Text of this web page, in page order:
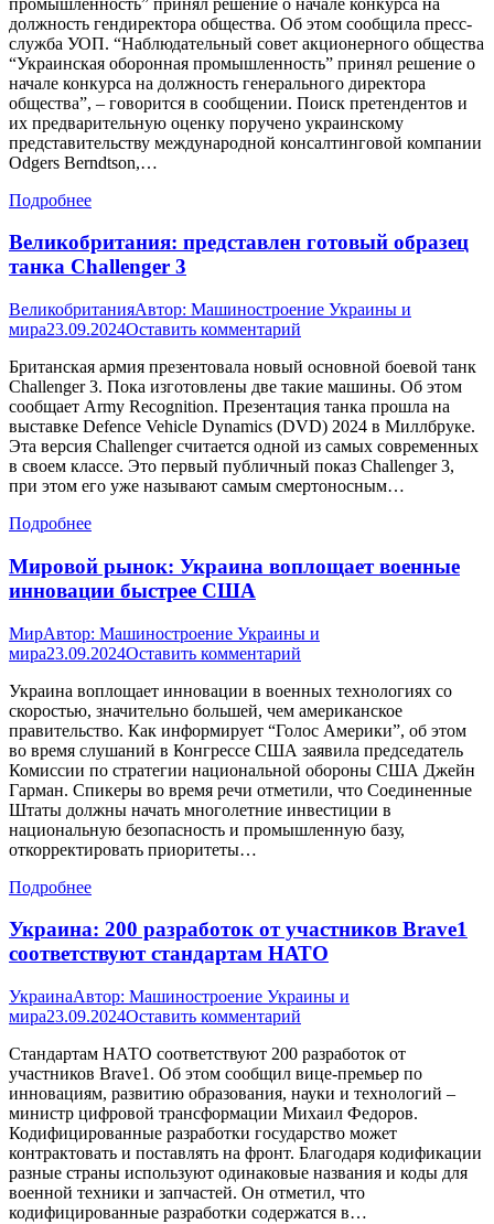
должность гендиректора общества. Об этом сообщила пресс-
служба УОП. “Наблюдательный совет акционерного общества
“Украинская оборонная промышленность” принял решение о
начале конкурса на должность генерального директора
общества”, – говорится в сообщении. Поиск претендентов и
их предварительную оценку поручено украинскому
представительству международной консалтинговой компании
Odgers Berndtson,…
Подробнее
Великобритания: представлен готовый образец
танка Challenger 3
ВеликобританияАвтор: Машиностроение Украины и
мира23.09.2024Оставить комментарий
Британская армия презентовала новый основной боевой танк
Challenger 3. Пока изготовлены две такие машины. Об этом
сообщает Army Recognition. Презентация танка прошла на
выставке Defence Vehicle Dynamics (DVD) 2024 в Миллбруке.
Эта версия Challenger считается одной из самых современных
в своем классе. Это первый публичный показ Challenger 3,
при этом его уже называют самым смертоносным…
Подробнее
Мировой рынок: Украина воплощает военные
инновации быстрее США
МирАвтор: Машиностроение Украины и
мира23.09.2024Оставить комментарий
Украина воплощает инновации в военных технологиях со
скоростью, значительно большей, чем американское
правительство. Как информирует “Голос Америки”, об этом
во время слушаний в Конгрессе США заявила председатель
Комиссии по стратегии национальной обороны США Джейн
Гарман. Спикеры во время речи отметили, что Соединенные
Штаты должны начать многолетние инвестиции в
национальную безопасность и промышленную базу,
откорректировать приоритеты…
Подробнее
Украина: 200 разработок от участников Brave1
соответствуют стандартам НАТО
УкраинаАвтор: Машиностроение Украины и
мира23.09.2024Оставить комментарий
Стандартам НАТО соответствуют 200 разработок от
участников Brave1. Об этом сообщил вице-премьер по
инновациям, развитию образования, науки и технологий –
министр цифровой трансформации Михаил Федоров.
Кодифицированные разработки государство может
контрактовать и поставлять на фронт. Благодаря кодификации
разные страны используют одинаковые названия и коды для
военной техники и запчастей. Он отметил, что
кодифицированные разработки содержатся в…